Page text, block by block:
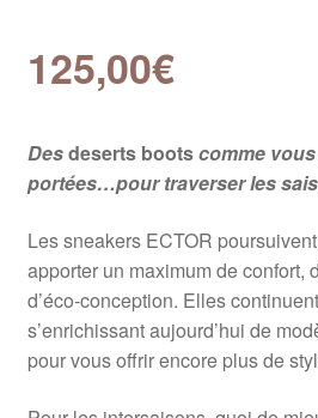
125,00€
Desdeserts bootscomme vous
portées…pour traverser les
Les sneakers ECTOR
apporter un maximum de confort,
d’éco-conception. Elles
s’enrichissant aujourd’hui de
pour vous offrir encore plus de